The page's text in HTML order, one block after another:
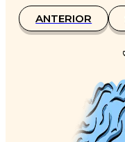
ANTERIOR